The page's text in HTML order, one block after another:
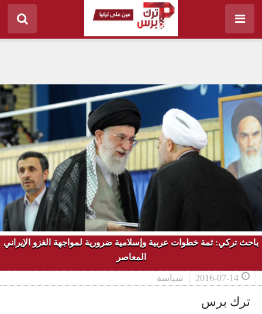
باحث تركي: ثمة خطوات عربية وإسلامية ضرورية لمواجهة الغزو الإيراني
المعاصر
2016-07-14 سياسة
ترك برس